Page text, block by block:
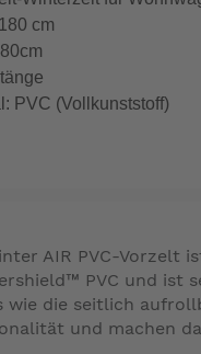
cm
PVC (Vollkunststoff)
AIR PVC-Vorzelt
PVC und ist
wie die seitlich
und machen